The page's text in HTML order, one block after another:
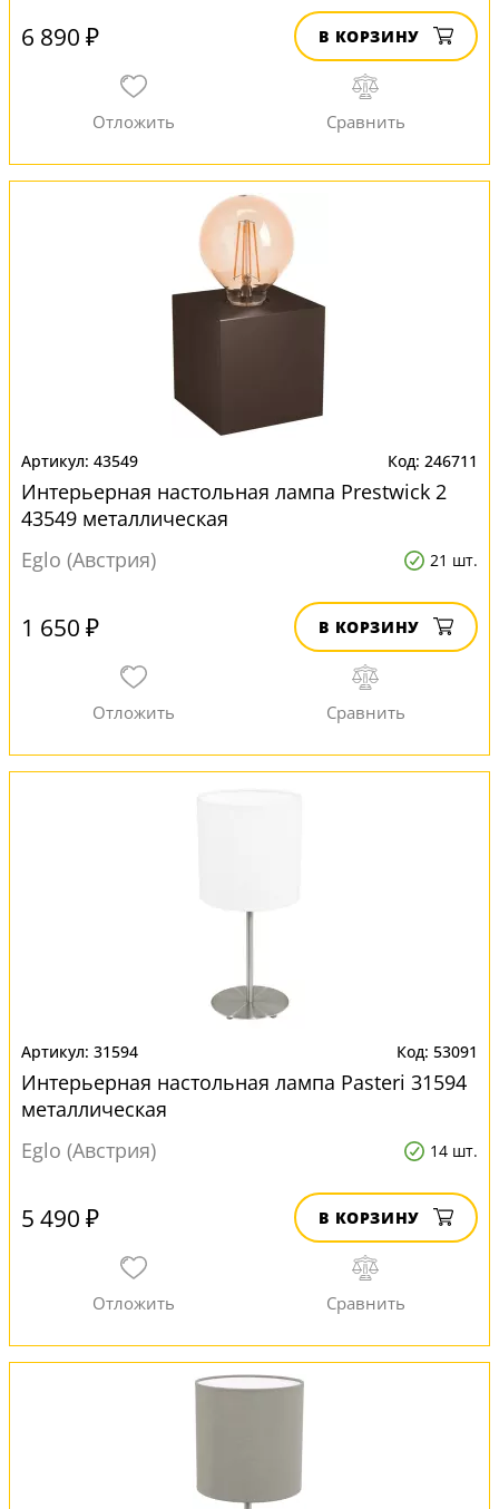
6 890 ₽ В КОРЗИНУ
43549 246711
Интерьерная настольная лампа Prestwick 2
43549 металлическая
Eglo (Австрия)
21 шт.
1 650 ₽ В КОРЗИНУ
31594 53091
Интерьерная настольная лампа Pasteri 31594
металлическая
Eglo (Австрия)
14 шт.
5 490 ₽ В КОРЗИНУ